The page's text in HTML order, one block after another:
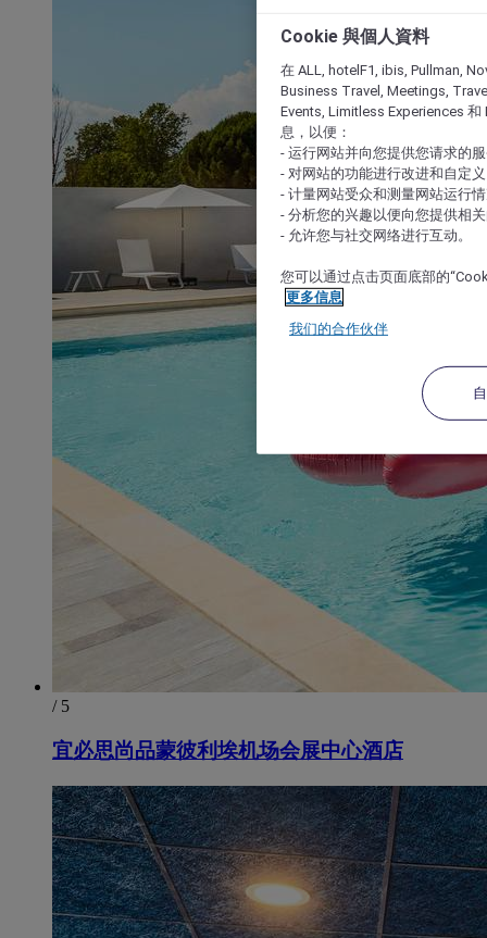
/ 5
宜必思尚品蒙彼利埃机场会展中心酒店
Cookie 與個人資料
在 ALL, hotelF1, ibis, Pullman,
Business Travel, Meetings,
Events, Limitless Experiences 和
息，以便：
- 运行网站并向您提供您请求的
- 对网站的功能进行改进和自定义
- 计量网站受众和测量网站运行
- 分析您的兴趣以便向您提供相
- 允许您与社交网络进行互动。
您可以通过点击页面底部的
更多信息
我们的合作伙伴